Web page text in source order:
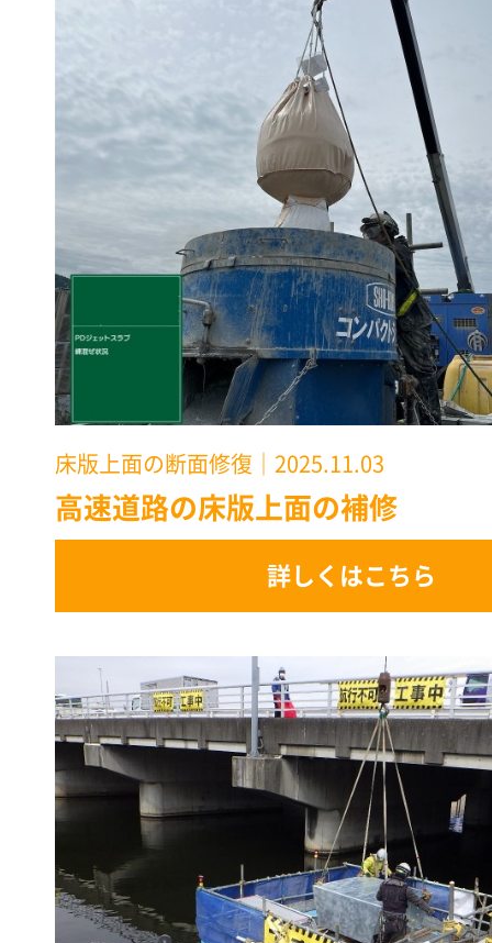
床版上面の断面修復 ｜2025.11.03
高速道路の床版上面の補修
詳しくはこちら